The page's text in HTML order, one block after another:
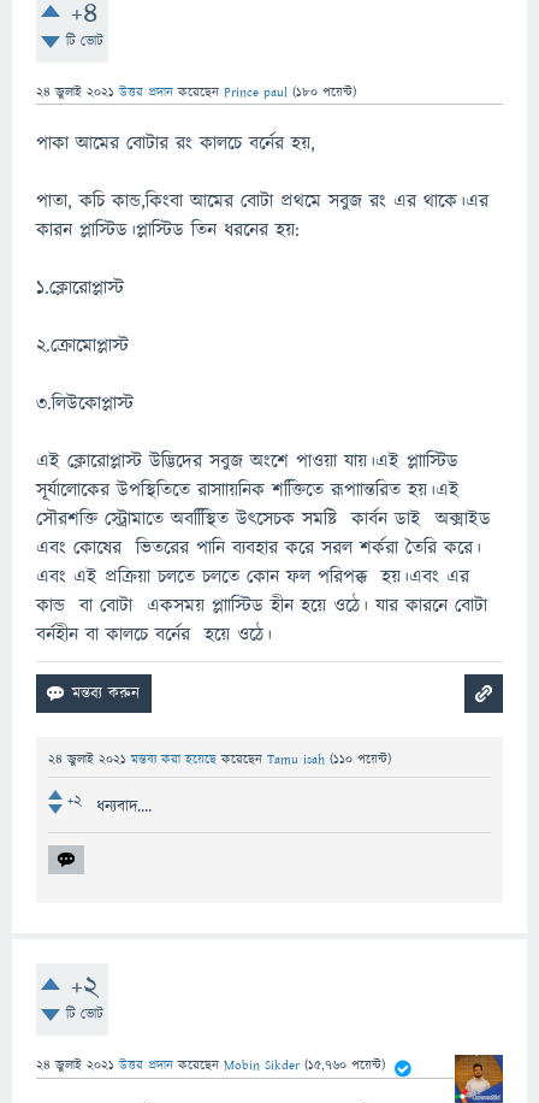
+4
টি ভোট
24 জুলাই 2021 উত্তর প্রদান করেছেন Prince paul (180 পয়েন্ট)
পাকা আমের বোটার রং কালচে বর্নের হয়,
পাতা, কচি কান্ড,কিংবা আমের বোটা প্রথমে সবুজ রং এর থাকে।এর
কারন প্লাস্টিড।প্লাস্টিড তিন ধরনের হয়:
১.ক্লোরোপ্লাস্ট
২.ক্রোমোপ্লাস্ট
৩.লিউকোপ্লাস্ট
এই ক্লোরোপ্লাস্ট উদ্ভিদের সবুজ অংশে পাওয়া যায়।এই প্লাাস্টিড
সূর্যালোকের উপস্থিতিতে রাসাায়নিক শক্তিিতে রূপাান্তরিত হয়।এই
সৌরশক্তি স্ট্রোমাতে অবস্থিিিত উৎসেচক সমষ্টি কার্বন ডাই অক্সাইড
এবং কোষের ভিতরের পানি ব্যবহার করে সরল শর্করা তৈরি করে।
এবং এই প্রক্রিয়া চলতে চলতে কোন ফল পরিপক্ক হয়।এবং এর
কান্ড বা বোটা একসময় প্লাাস্টিড হীন হয়ে ওঠে। যার কারনে বোটা
বর্নহীন বা কালচে বর্নের হয়ে ওঠে।
24 জুলাই 2021 মন্তব্য করা হয়েছেকরেছেন Tamu isah (110 পয়েন্ট)
+2 ধন্যবাদ....
+2
টি ভোট
24 জুলাই 2021 উত্তর প্রদান করেছেন Mobin Sikder (15,760 পয়েন্ট)